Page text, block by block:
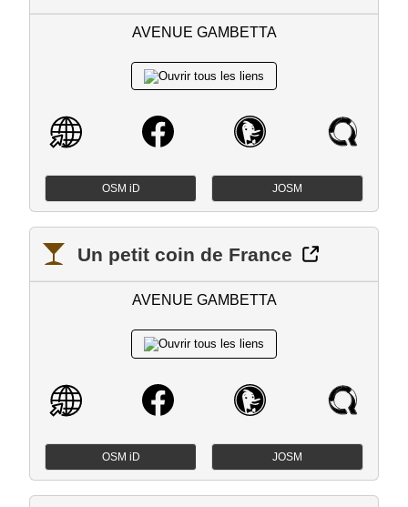
AVENUE GAMBETTA
OSM iD JOSM
Un petit coin de France
AVENUE GAMBETTA
OSM iD JOSM